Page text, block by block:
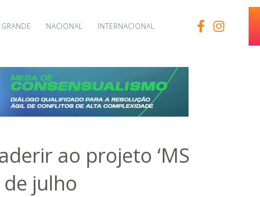
NACIONAL INTERNACIONAL
ao projeto ‘MS
de julho